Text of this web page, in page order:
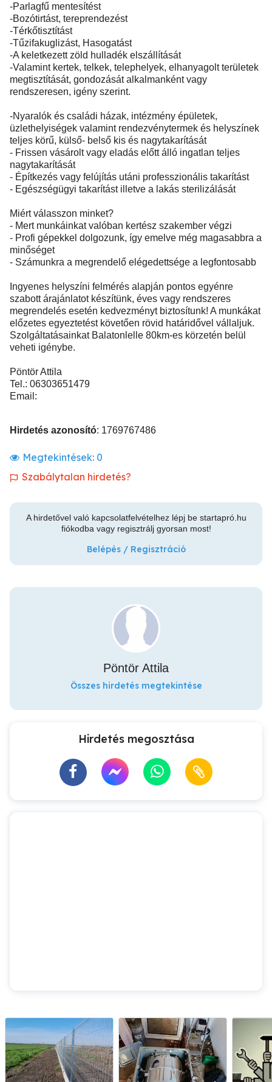
-Parlagfű mentesítést
-Bozótirtást, tereprendezést
-Térkőtisztítást
-Tűzifakuglizást, Hasogatást
-A keletkezett zöld hulladék elszállítását
-Valamint kertek, telkek, telephelyek, elhanyagolt területek
megtisztítását, gondozását alkalmanként vagy
rendszeresen, igény szerint.
-Nyaralók és családi házak, intézmény épületek,
üzlethelyiségek valamint rendezvénytermek és helyszínek
teljes körű, külső- belső kis és nagytakarítását
- Frissen vásárolt vagy eladás előtt álló ingatlan teljes
nagytakarítását
- Építkezés vagy felújítás utáni professzionális takarítást
- Egészségügyi takarítást illetve a lakás sterilizálását
Miért válasszon minket?
- Mert munkáinkat valóban kertész szakember végzi
- Profi gépekkel dolgozunk, így emelve még magasabbra a
minőséget
- Számunkra a megrendelő elégedettsége a legfontosabb
Ingyenes helyszíni felmérés alapján pontos egyénre
szabott árajánlatot készítünk, éves vagy rendszeres
megrendelés esetén kedvezményt biztosítunk! A munkákat
előzetes egyeztetést követően rövid határidővel vállaljuk.
Szolgáltatásainkat Balatonlelle 80km-es körzetén belül
veheti igénybe.
Pöntör Attila
Tel.: 06303651479
Email:
Hirdetés azonosító: 1769767486
Megtekintések: 0
Szabálytalan hirdetés?
A hirdetővel való kapcsolatfelvételhez lépj be startapró.hu
fiókodba vagy regisztrálj gyorsan most!
Belépés / Regisztráció
Pöntör Attila
Összes hirdetés megtekintése
Hirdetés megosztása